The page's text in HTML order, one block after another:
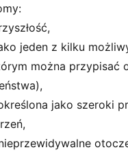
jeden z kilku
można przypisać
jako szeroki